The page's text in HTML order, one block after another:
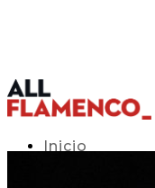
Inicio